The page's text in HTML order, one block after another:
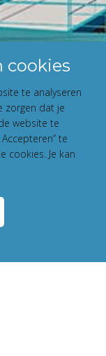
cookies
te analyseren
zorgen dat je
website te
te
cookies. Je kan